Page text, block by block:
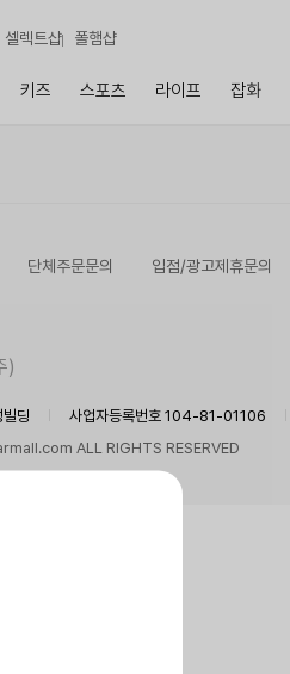
셀렉트샵 폴햄샵
키즈 스포츠 라이프 잡화
단체주문문의 입점/광고제휴문의
)
딩 사업자등록번호 104-81-01106
ALL RIGHTS RESERVED